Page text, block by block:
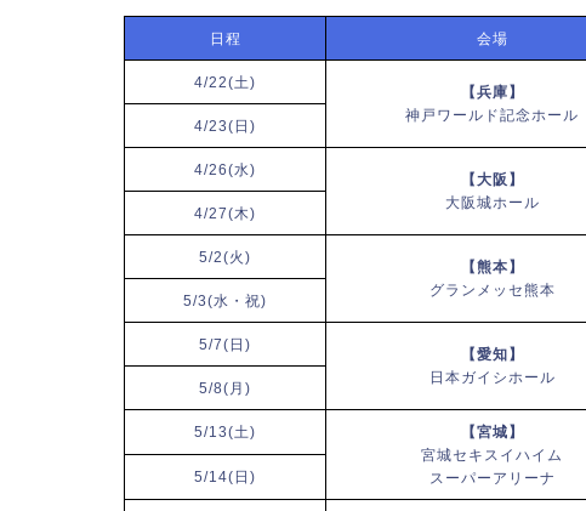
日程 会場
4/22(土)
【兵庫】
神戸ワールド記念ホール
4/23(日)
4/26(水)
【大阪】
大阪城ホール
4/27(木)
5/2(火)
【熊本】
グランメッセ熊本
5/3(水・祝)
5/7(日)
【愛知】
日本ガイシホール
5/8(月)
5/13(土)
【宮城】
宮城セキスイハイム
スーパーアリーナ
5/14(日)